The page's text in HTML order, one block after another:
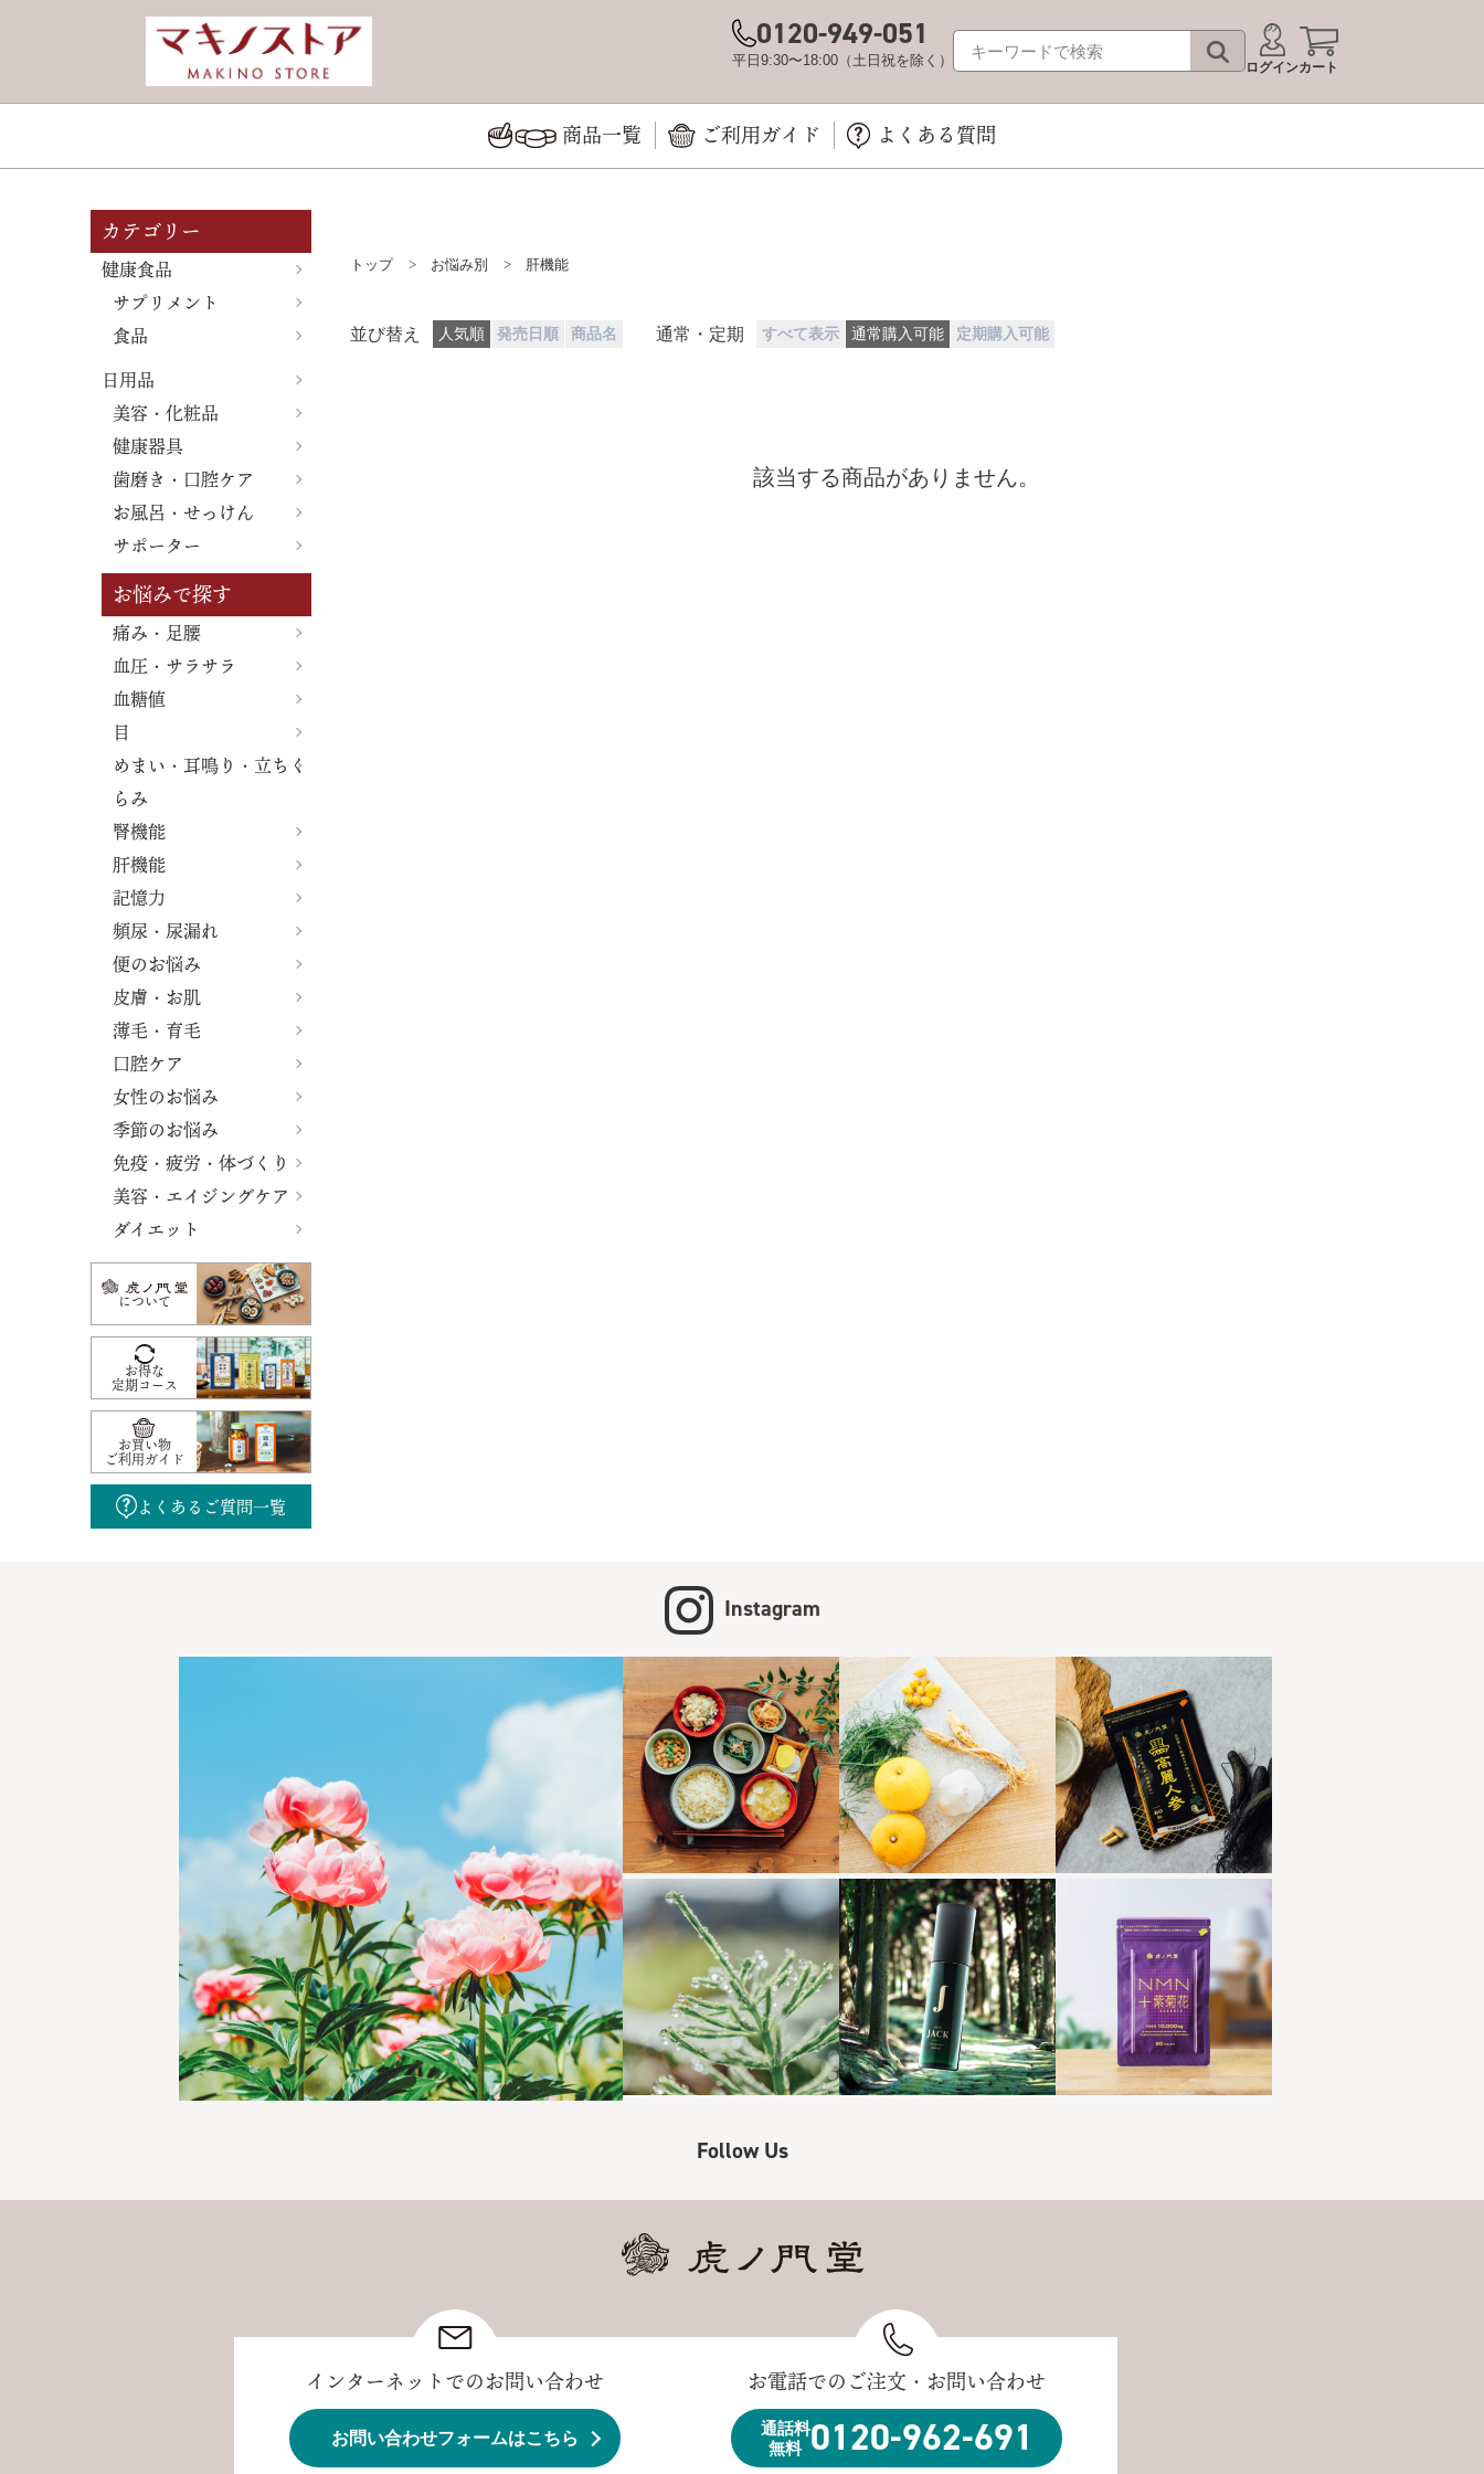
0120-949-051
平日9:30〜18:00（土日祝を除く） ログインカート
商品一覧 ご利用ガイド よくある質問
カテゴリー
健康食品
サプリメント
食品
日用品
美容・化粧品
健康器具
歯磨き・口腔ケア
お風呂・せっけん
サポーター
お悩みで探す
痛み・足腰
血圧・サラサラ
血糖値
目
めまい・耳鳴り・立ちく
らみ
腎機能
肝機能
記憶力
頻尿・尿漏れ
便のお悩み
皮膚・お肌
薄毛・育毛
口腔ケア
女性のお悩み
季節のお悩み
免疫・疲労・体づくり
美容・エイジングケア
ダイエット
について
お得な
定期コース
お買い物
ご利用ガイド
よくあるご質問一覧
トップ > お悩み別 > 肝機能
並び替え 人気順 発売日順 商品名 通常・定期 すべて表示 通常購入可能 定期購入可能
該当する商品がありません。
Instagram
Follow Us
インターネットでのお問い合わせ
お問い合わせフォームはこちら
お電話でのご注文・お問い合わせ
通話料
無料 0120-962-691